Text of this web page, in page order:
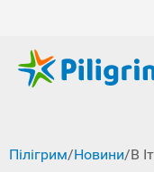
Пілігрим/Новини/В